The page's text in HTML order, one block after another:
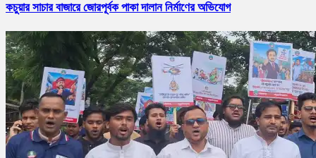
কচুয়ার সাচার বাজারে জোরপূর্বক পাকা দালান নির্মাণের অভিযোগ